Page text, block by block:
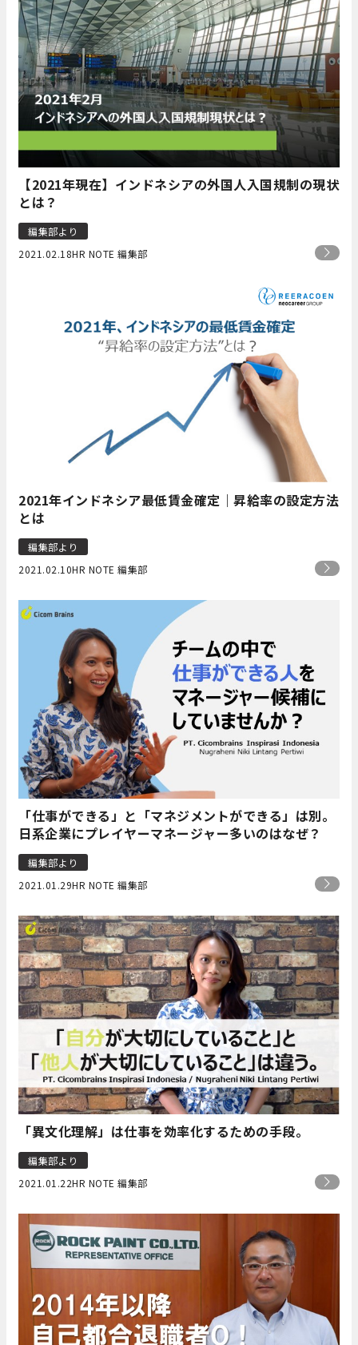
【2021年現在】インドネシアの外国人入国規制の現状
とは？
編集部より
2021.02.18HR NOTE 編集部
2021年インドネシア最低賃金確定｜昇給率の設定方法
とは
編集部より
2021.02.10HR NOTE 編集部
「仕事ができる」と「マネジメントができる」は別。
日系企業にプレイヤーマネージャー多いのはなぜ？
編集部より
2021.01.29HR NOTE 編集部
「異文化理解」は仕事を効率化するための手段。
編集部より
2021.01.22HR NOTE 編集部